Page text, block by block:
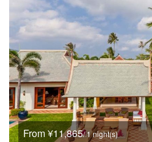
From ¥11,865/ 1 night(s)